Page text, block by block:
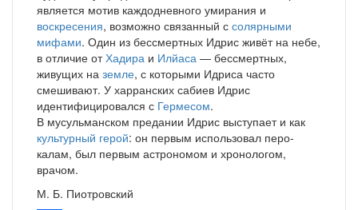
является мотив каждодневного умирания и
воскресения, возможно связанный с солярными
мифами. Один из бессмертных Идрис живёт на небе,
в отличие отХадира и Илйаса — бессмертных,
живущих на земле, с которыми Идриса часто
смешивают. У харранских сабиев Идрис
идентифицировался с Гермесом.
В мусульманском предании Идрис выступает и как
культурный герой: он первым использовал перо-
калам, был первым астрономом и хронологом,
врачом.
М. Б. Пиотровский